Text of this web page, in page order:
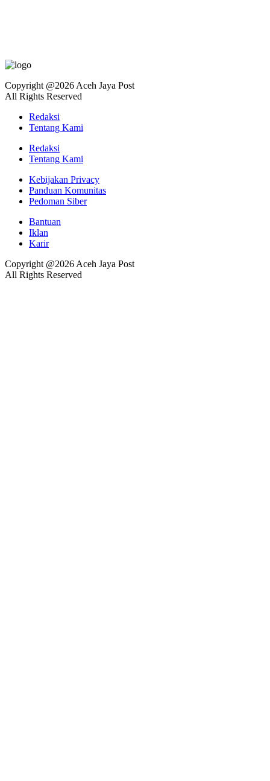
Copyright @2026 Aceh Jaya Post
All Rights Reserved
Redaksi
Tentang Kami
Redaksi
Tentang Kami
Kebijakan Privacy
Panduan Komunitas
Pedoman Siber
Bantuan
Iklan
Karir
Copyright @2026 Aceh Jaya Post
All Rights Reserved